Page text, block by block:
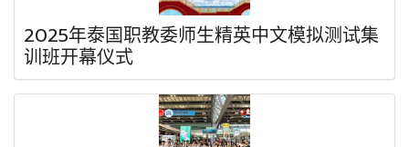
2025年泰国职教委师生精英中文模拟测试集
训班开幕仪式